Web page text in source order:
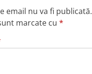
email nu va fi publicată.
marcate cu *